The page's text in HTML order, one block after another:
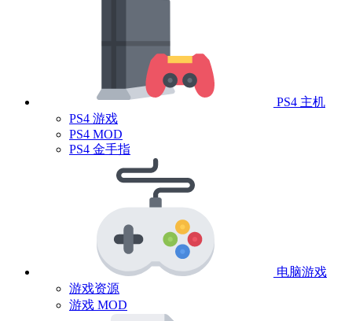
PS4 主机
PS4 游戏
PS4 MOD
PS4 金手指
电脑游戏
游戏资源
游戏 MOD